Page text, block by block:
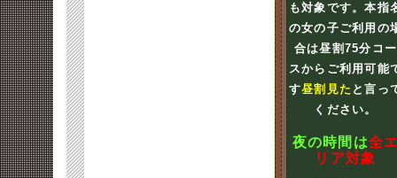
も対象です。本指
の女の子ご利用の
合は昼割75分コー
スからご利用可能
す昼割見た と言っ
ください。
夜の時間は全
リア対象